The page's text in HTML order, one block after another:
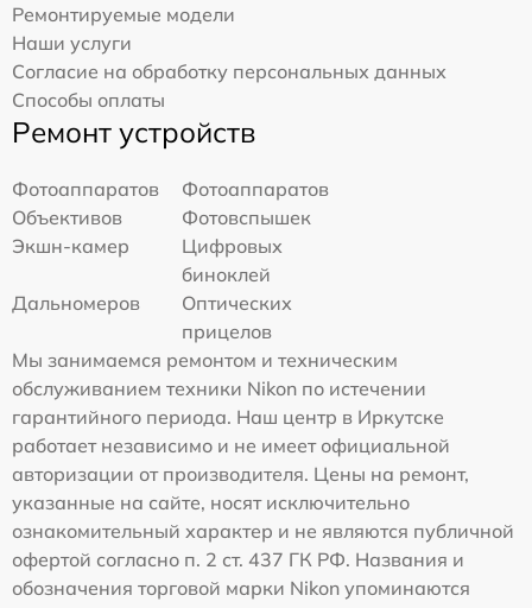
Ремонтируемые модели
Наши услуги
Согласие на обработку персональных данных
Способы оплаты
Ремонт устройств
Фотоаппаратов
Фотоаппаратов
Объективов
Фотовспышек
Экшн-камер
Цифровых
биноклей
Дальномеров
Оптических
прицелов
Мы занимаемся ремонтом и техническим
обслуживанием техники Nikon по истечении
гарантийного периода. Наш центр в Иркутске
работает независимо и не имеет официальной
авторизации от производителя. Цены на ремонт,
указанные на сайте, носят исключительно
ознакомительный характер и не являются публичной
офертой согласно п. 2 ст. 437 ГК РФ. Названия и
обозначения торговой марки Nikon упоминаются